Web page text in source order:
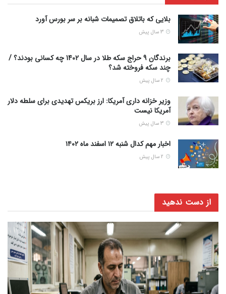
بلایی که باتلاق تصمیمات شبانه بر سر بورس آورد
برندگان 9 حراج سکه طلا در سال 1402 چه کسانی بودند؟ /
چند سکه فروخته شد؟
وزیر خزانه داری آمریکا: ارز بریکس تهدیدی برای سلطه دلار
آمریکا نیست
اخبار مهم کدال شنبه ۱۲ اسفند ماه ۱۴۰۲
از دست ندهید